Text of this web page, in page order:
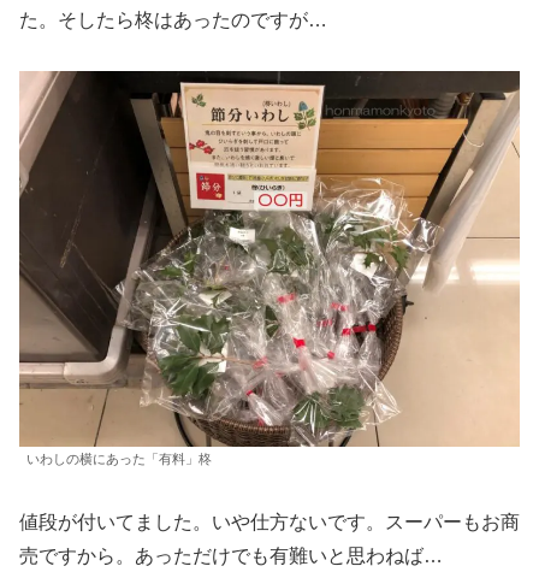
た。そしたら柊はあったのですが…
いわしの横にあった「有料」柊
値段が付いてました。いや仕方ないです。スーパーもお商
売ですから。あっただけでも有難いと思わねば…